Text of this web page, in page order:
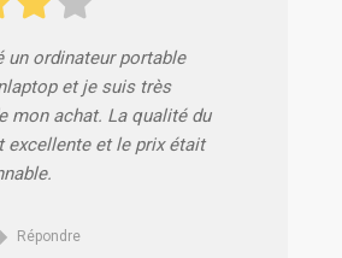
un ordinateur portable
et je suis très
mon achat. La qualité du
excellente et le prix était
Répondre